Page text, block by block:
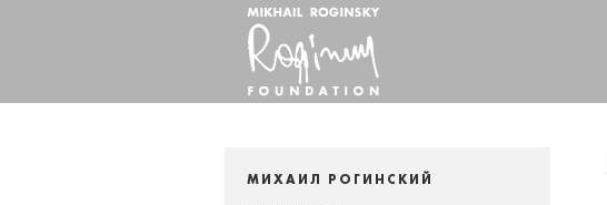
МИХАИЛ РОГИНСКИЙ